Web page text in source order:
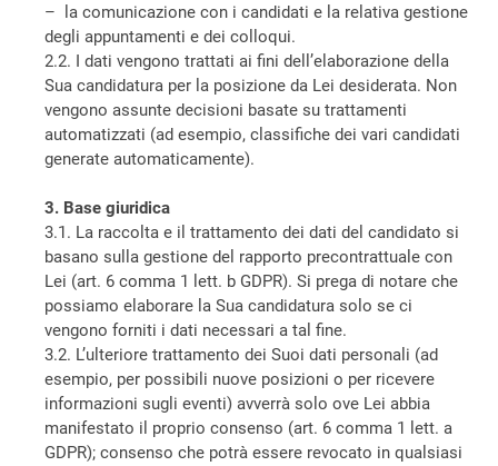
– la comunicazione con i candidati e la relativa gestione
degli appuntamenti e dei colloqui.
2.2. I dati vengono trattati ai fini dell’elaborazione della
Sua candidatura per la posizione da Lei desiderata. Non
vengono assunte decisioni basate su trattamenti
automatizzati (ad esempio, classifiche dei vari candidati
generate automaticamente).
3. Base giuridica
3.1. La raccolta e il trattamento dei dati del candidato si
basano sulla gestione del rapporto precontrattuale con
Lei (art. 6 comma 1 lett. b GDPR). Si prega di notare che
possiamo elaborare la Sua candidatura solo se ci
vengono forniti i dati necessari a tal fine.
3.2. L’ulteriore trattamento dei Suoi dati personali (ad
esempio, per possibili nuove posizioni o per ricevere
informazioni sugli eventi) avverrà solo ove Lei abbia
manifestato il proprio consenso (art. 6 comma 1 lett. a
GDPR); consenso che potrà essere revocato in qualsiasi